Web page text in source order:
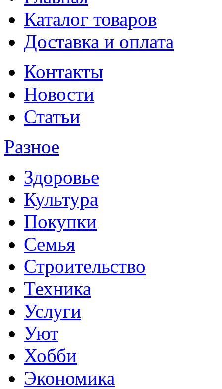
Каталог товаров
Доставка и оплата
Контакты
Новости
Статьи
Разное
Здоровье
Культура
Покупки
Семья
Строительство
Техника
Услуги
Уют
Хобби
Экономика